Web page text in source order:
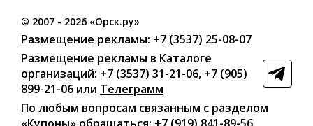
© 2007 - 2026 «Орск.ру»
Размещение рекламы: +7 (3537) 25-08-07
Размещение рекламы в Каталоге
организаций: +7 (3537) 31-21-06, +7 (905)
899-21-06 или Телеграмм
По любым вопросам связанным с разделом